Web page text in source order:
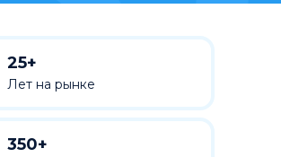
350+
Лет на рынке
25+